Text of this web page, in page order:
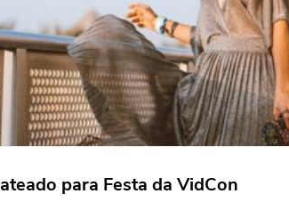
para Festa da VidCon